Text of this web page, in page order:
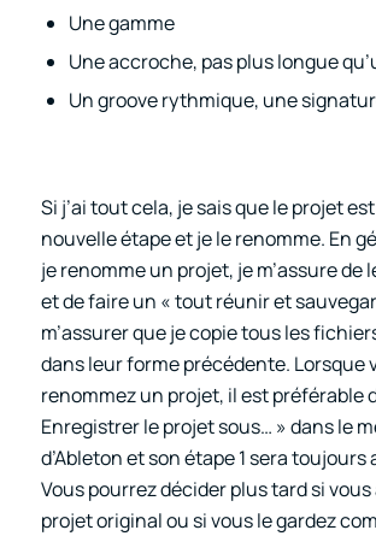
Une gamme
Une accroche, pas plus longue
Un groove rythmique, une
Si j’ai tout cela, je sais que le projet
nouvelle étape et je le renomme. En
je renomme un projet, je m’assure de
et de faire un « tout réunir et
m’assurer que je copie tous les
dans leur forme précédente. Lorsque
renommez un projet, il est préférable
Enregistrer le projet sous… » dans le
d’Ableton et son étape 1 sera toujours
Vous pourrez décider plus tard si
projet original ou si vous le gardez